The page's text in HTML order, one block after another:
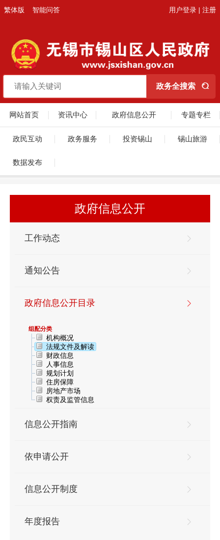
繁体版 智能问答 用户登录 | 注册
网站首页 资讯中心 政府信息公开 专题专栏
政民互动 政务服务 投资锡山 锡山旅游
数据发布
政府信息公开
工作动态
通知公告
政府信息公开目录
组配分类
机构概况
法规文件及解读
财政信息
人事信息
规划计划
住房保障
房地产市场
权责及监管信息
信息公开指南
依申请公开
信息公开制度
年度报告